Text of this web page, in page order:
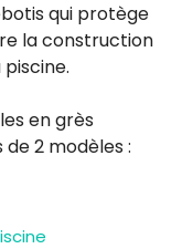
qui protège
la construction
en grès
2 modèles :